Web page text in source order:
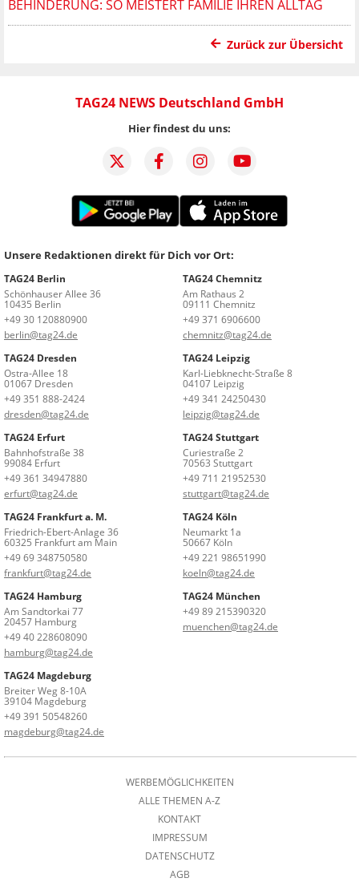
BEHINDERUNG: SO MEISTERT FAMILIE IHREN ALLTAG
Zurück zur Übersicht
TAG24 NEWS Deutschland GmbH
Hier findest du uns:
Unsere Redaktionen direkt für Dich vor Ort:
TAG24 Berlin
Schönhauser Allee 36
10435 Berlin
+49 30 120880900
berlin@tag24.de
TAG24 Chemnitz
Am Rathaus 2
09111 Chemnitz
+49 371 6906600
chemnitz@tag24.de
TAG24 Dresden
Ostra-Allee 18
01067 Dresden
+49 351 888-2424
dresden@tag24.de
TAG24 Leipzig
Karl-Liebknecht-Straße 8
04107 Leipzig
+49 341 24250430
leipzig@tag24.de
TAG24 Erfurt
Bahnhofstraße 38
99084 Erfurt
+49 361 34947880
erfurt@tag24.de
TAG24 Stuttgart
Curiestraße 2
70563 Stuttgart
+49 711 21952530
stuttgart@tag24.de
TAG24 Frankfurt a. M.
Friedrich-Ebert-Anlage 36
60325 Frankfurt am Main
+49 69 348750580
frankfurt@tag24.de
TAG24 Köln
Neumarkt 1a
50667 Köln
+49 221 98651990
koeln@tag24.de
TAG24 Hamburg
Am Sandtorkai 77
20457 Hamburg
+49 40 228608090
hamburg@tag24.de
TAG24 München
+49 89 215390320
muenchen@tag24.de
TAG24 Magdeburg
Breiter Weg 8-10A
39104 Magdeburg
+49 391 50548260
magdeburg@tag24.de
WERBEMÖGLICHKEITEN
ALLE THEMEN A-Z
KONTAKT
IMPRESSUM
DATENSCHUTZ
AGB